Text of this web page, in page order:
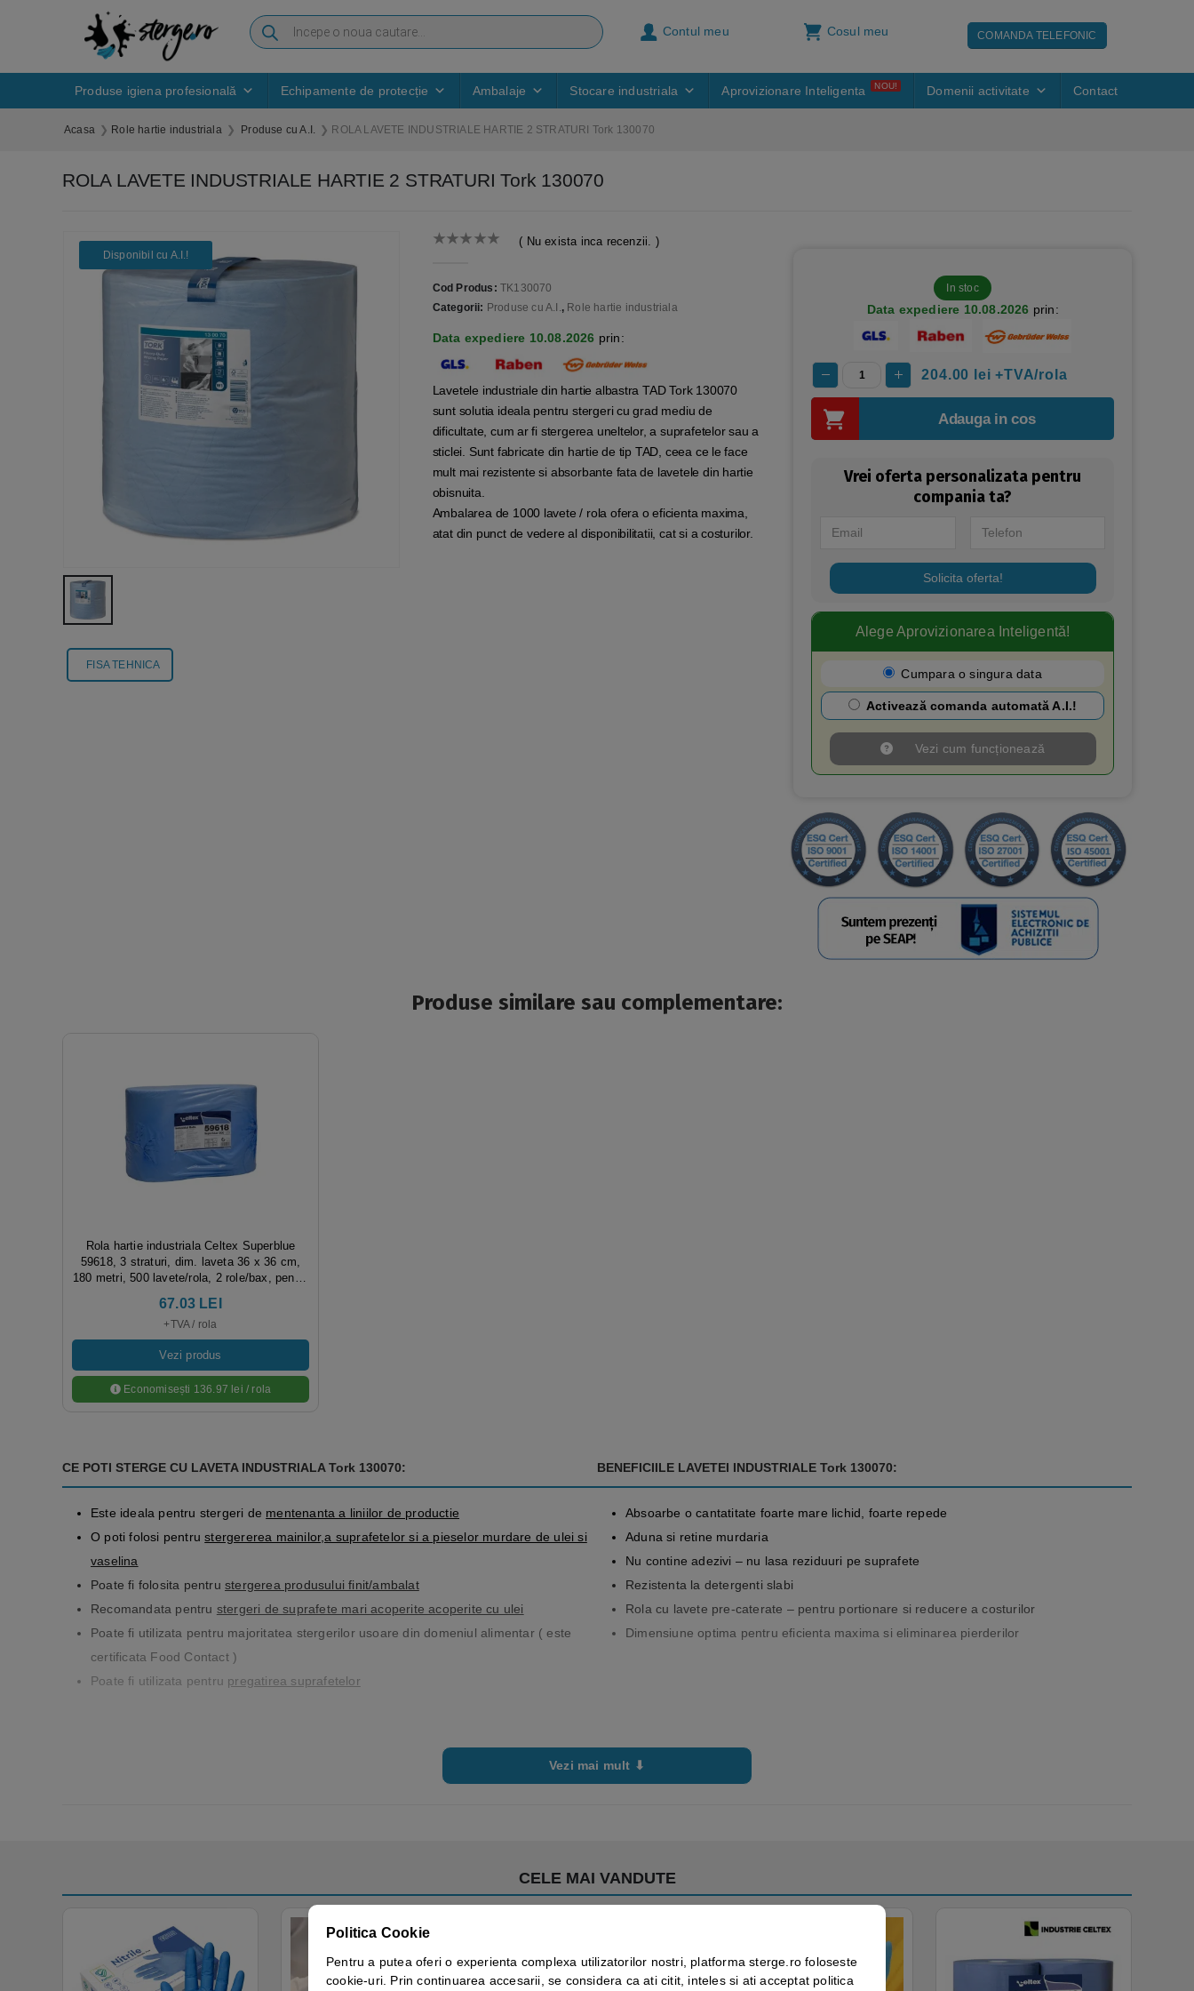
Contul meu Cosul meu COMANDA TELEFONIC
Produse igiena profesională Echipamente de protecție Ambalaje Stocare industriala Aprovizionare Inteligenta NOU! Domenii activitate Contact
Acasa Role hartie industriala Produse cu A.I. ROLA LAVETE INDUSTRIALE HARTIE 2 STRATURI Tork 130070
ROLA LAVETE INDUSTRIALE HARTIE 2 STRATURI Tork 130070
Disponibil cu A.I.​!
FISA TEHNICA
( Nu exista inca recenzii. )
Cod Produs:TK130070
Categorii: Produse cu A.I., Role hartie industriala
Data expediere 10.08.2026 prin:
Lavetele industriale din hartie albastra TAD Tork 130070
sunt solutia ideala pentru stergeri cu grad mediu de
dificultate, cum ar fi stergerea uneltelor, a suprafetelor sau a
sticlei. Sunt fabricate din hartie de tip TAD, ceea ce le face
mult mai rezistente si absorbante fata de lavetele din hartie
obisnuita.
Ambalarea de 1000 lavete / rola ofera o eficienta maxima,
atat din punct de vedere al disponibilitatii, cat si a costurilor.
In stoc
Data expediere 10.08.2026 prin:
204.00 lei +TVA/rola
Adauga in cos
Vrei oferta personalizata pentru
compania ta?
Solicita oferta!
Alege Aprovizionarea Inteligentă!​
Cumpara o singura data
Activează comanda automată A.I.!
Vezi cum funcționează
Produse similare sau complementare:
Rola hartie industriala Celtex Superblue
59618, 3 straturi, dim. laveta 36 x 36 cm,
180 metri, 500 lavete/rola, 2 role/bax, pentru
67.03 LEI
+TVA / rola
Vezi produs
Economisești 136.97 lei / rola
CE POTI STERGE CU LAVETA INDUSTRIALA Tork 130070:
Este ideala pentru stergeri de mentenanta a liniilor de productie
O poti folosi pentrustergererea mainilor,a suprafetelor si a pieselor murdare de ulei si
vaselina
Poate fi folosita pentru stergerea produsului finit/ambalat
Recomandata pentru stergeri de suprafete mari acoperite acoperite cu ulei
Poate fi utilizata pentru majoritatea stergerilor usoare din domeniul alimentar ( este
certificata Food Contact )
Poate fi utilizata pentru pregatirea suprafetelor
BENEFICIILE LAVETEI INDUSTRIALE Tork 130070:
Absoarbe o cantatitate foarte mare lichid, foarte repede
Aduna si retine murdaria
Nu contine adezivi – nu lasa reziduuri pe suprafete
Rezistenta la detergenti slabi
Rola cu lavete pre-caterate – pentru portionare si reducere a costurilor
Dimensiune optima pentru eficienta maxima si eliminarea pierderilor
Vezi mai mult ⬇
CELE MAI VANDUTE
Politica Cookie
Pentru a putea oferi o experienta complexa utilizatorilor nostri, platforma sterge.ro foloseste
cookie-uri. Prin continuarea accesarii, se considera ca ati citit, inteles si ati acceptat politica